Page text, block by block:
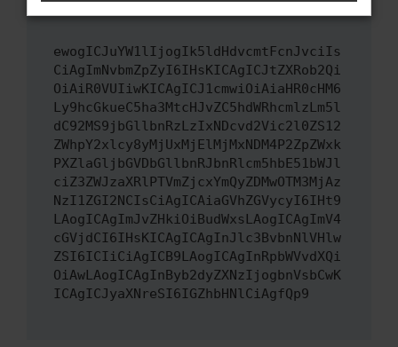
ewogICJuYW1lIjogIk5ldHdvcmtFcnJvciIs
CiAgImNvbmZpZyI6IHsKICAgICJtZXRob2Qi
OiAiR0VUIiwKICAgICJ1cmwiOiAiaHR0cHM6
Ly9hcGkueC5ha3MtcHJvZC5hdWRhcmlzLm5l
dC92MS9jbGllbnRzLzIxNDcvd2Vic2l0ZS12
ZWhpY2xlcy8yMjUxMjElMjMxNDM4P2ZpZWxk
PXZlaGljbGVDbGllbnRJbnRlcm5hbE51bWJl
ciZ3ZWJzaXRlPTVmZjcxYmQyZDMwOTM3MjAz
NzI1ZGI2NCIsCiAgICAiaGVhZGVycyI6IHt9
LAogICAgImJvZHkiOiBudWxsLAogICAgImV4
cGVjdCI6IHsKICAgICAgInJlc3BvbnNlVHlw
ZSI6ICIiCiAgICB9LAogICAgInRpbWVvdXQi
OiAwLAogICAgInByb2dyZXNzIjogbnVsbCwK
ICAgICJyaXNreSI6IGZhbHNlCiAgfQp9